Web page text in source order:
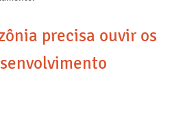
precisa ouvir os